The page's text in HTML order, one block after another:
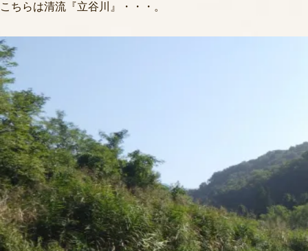
こちらは清流『立谷川』・・・。